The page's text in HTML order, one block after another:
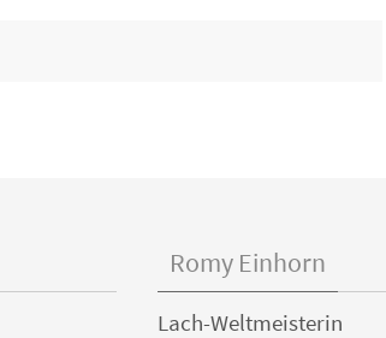
Romy Einhorn
Lach-Weltmeisterin